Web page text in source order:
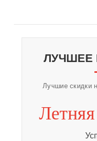
ЛУЧШЕЕ
Лучшие скидки